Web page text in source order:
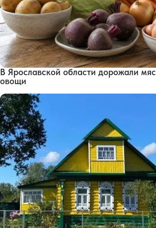
В Ярославской области дорожали
овощи